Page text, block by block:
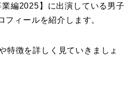
編2025】に出演している男子
フィールを紹介します。
特徴を詳しく見ていきましょ